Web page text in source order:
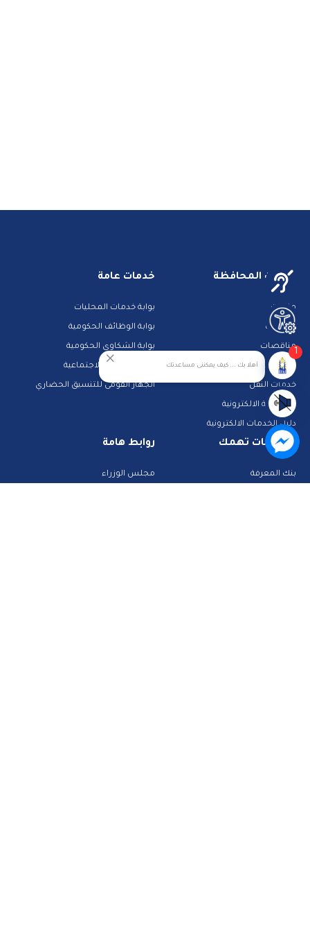
خدمات المحافظة
مزادات
الوظائف
مناقصات
حجز جبانات
خدمات النقل
المشاركة الالكترونية
دليل الخدمات الالكترونية
خدمات عامة
بوابة خدمات المحليات
بوابة الوظائف الحكومية
بوابة الشكاوى الحكومية
خدمات الرعاية الاجتماعية
الجهاز القومى للتنسيق الحضاري
معلومات تهمك
بنك المعرفة
روابط هامة
مجلس الوزراء
أهلا بك ... كيف يمكننى مساعدتك
1